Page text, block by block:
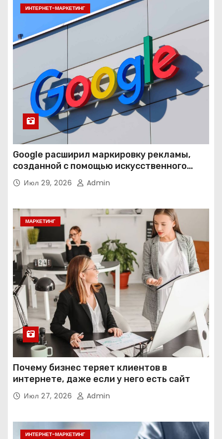
ИНТЕРНЕТ-МАРКЕТИНГ
Google расширил маркировку рекламы,
созданной с помощью искусственного
интеллекта
Июл 29, 2026 Admin
МАРКЕТИНГ
Почему бизнес теряет клиентов в
интернете, даже если у него есть сайт
Июл 27, 2026 Admin
ИНТЕРНЕТ-МАРКЕТИНГ